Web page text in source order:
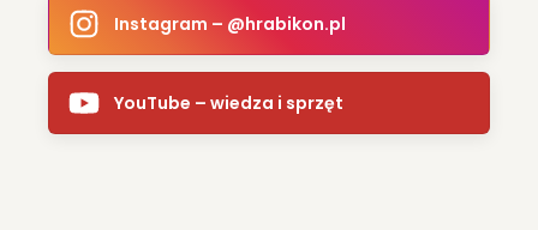
259.00 zł
Instagram – @hrabikon.pl
YouTube – wiedza i sprzęt